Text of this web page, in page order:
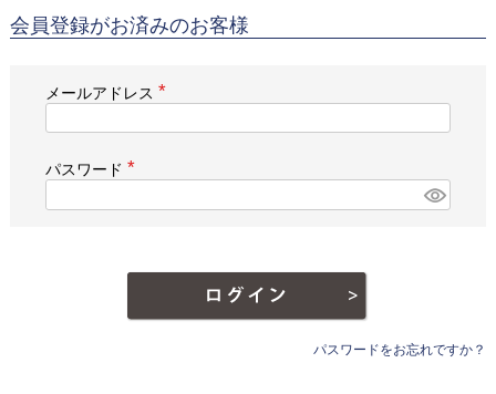
会員登録がお済みのお客様
メールアドレス
(
必
パスワード
(
パスワードをお忘れですか？